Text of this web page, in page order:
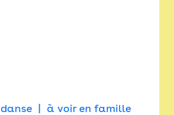
danse à voir en famille